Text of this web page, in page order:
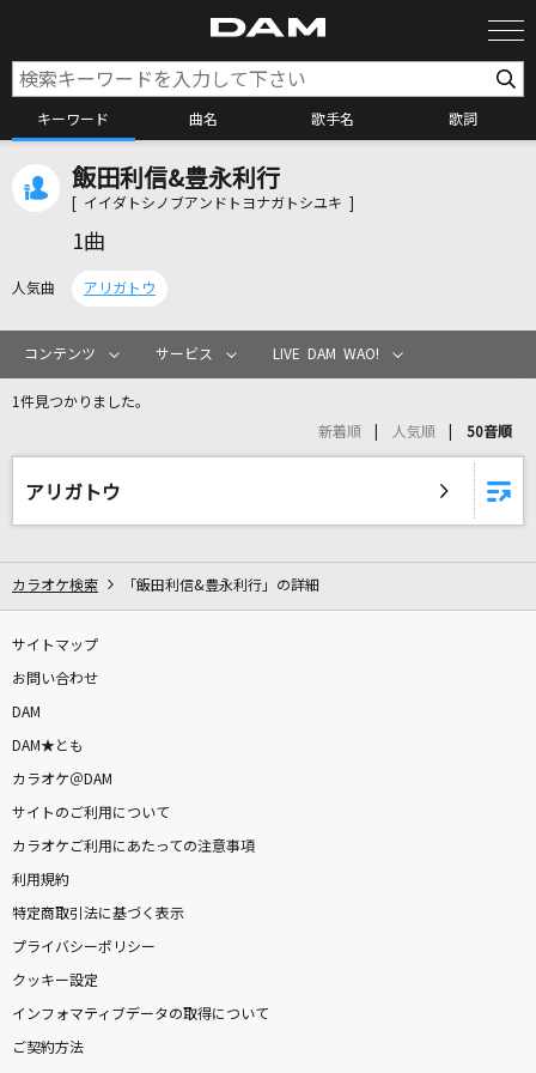
キーワード 曲名 歌手名 歌詞
カラオケ検索
カラオケリクエスト
AiScReam
[生音]カシスオレンジ
[生音]シルエット
KANA-BOON
奏(かなで)
スキマスイッチ
飯田利信&豊永利行
[ イイダトシノブアンドトヨナガトシユキ ]
1曲
人気曲 アリガトウ
コンテンツ サービス LIVE DAM WAO!
1件見つかりました。
新着順 人気順 50音順
アリガトウ
カラオケ検索 「飯田利信&豊永利行」の詳細
サイトマップ
お問い合わせ
DAM
DAM★とも
カラオケ＠DAM
サイトのご利用について
カラオケご利用にあたっての注意事項
利用規約
特定商取引法に基づく表示
プライバシーポリシー
クッキー設定
インフォマティブデータの取得について
ご契約方法